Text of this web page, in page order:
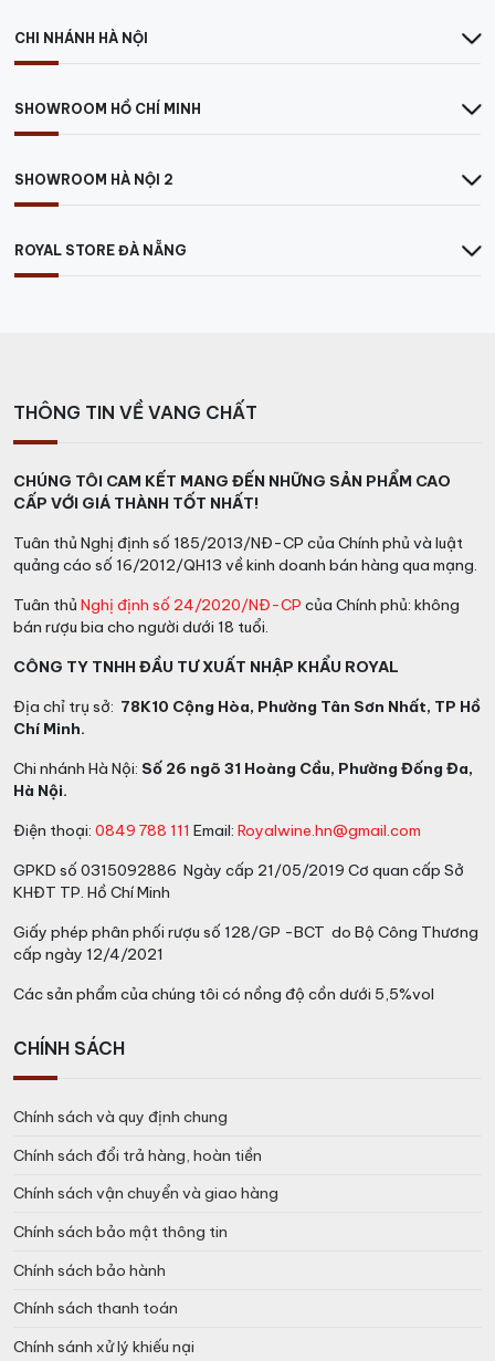
CHI NHÁNH HÀ NỘI
SHOWROOM HỒ CHÍ MINH
SHOWROOM HÀ NỘI 2
ROYAL STORE ĐÀ NẴNG
THÔNG TIN VỀ VANG CHẤT
CHÚNG TÔI CAM KẾT MANG ĐẾN NHỮNG SẢN PHẨM CAO
CẤP VỚI GIÁ THÀNH TỐT NHẤT!
Tuân thủ Nghị định số 185/2013/NĐ-CP của Chính phủ và luật
quảng cáo số 16/2012/QH13 về kinh doanh bán hàng qua mạng.
Tuân thủ Nghị định số 24/2020/NĐ-CP của Chính phủ: không
bán rượu bia cho người dưới 18 tuổi.
CÔNG TY TNHH ĐẦU TƯ XUẤT NHẬP KHẨU ROYAL
Địa chỉ trụ sở: 78K10 Cộng Hòa, Phường Tân Sơn Nhất, TP Hồ
Chí Minh.
Chi nhánh Hà Nội: Số 26 ngõ 31 Hoàng Cầu, Phường Đống Đa,
Hà Nội.
Điện thoại: 0849 788 111 Email: Royalwine.hn@gmail.com
GPKD số 0315092886 Ngày cấp 21/05/2019 Cơ quan cấp Sở
KHĐT TP. Hồ Chí Minh
Giấy phép phân phối rượu số 128/GP -BCT do Bộ Công Thương
cấp ngày 12/4/2021
Các sản phẩm của chúng tôi có nồng độ cồn dưới 5,5%vol
CHÍNH SÁCH
Chính sách và quy định chung
Chính sách đổi trả hàng, hoàn tiền
Chính sách vận chuyển và giao hàng
Chính sách bảo mật thông tin
Chính sách bảo hành
Chính sách thanh toán
Chính sánh xử lý khiếu nại